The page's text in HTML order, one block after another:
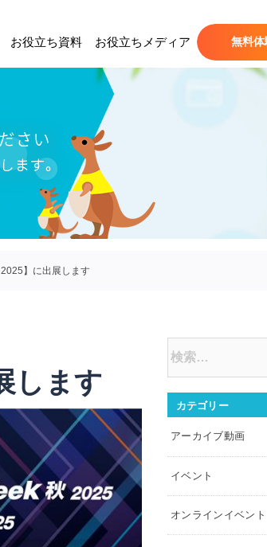
お役立ち資料 お役立ちメディア 無料体
2025】に出展します
します
カテゴリー
アーカイブ動画
イベント
オンラインイベント